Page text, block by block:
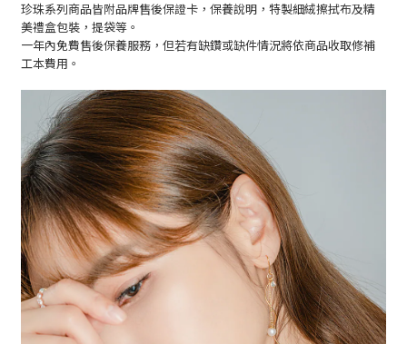
珍珠系列商品皆附品牌售後保證卡，保養說明，特製細絨擦拭布及精
美禮盒包裝，提袋等。
一年內免費售後保養服務，但若有缺鑽或缺件情況將依商品收取修補
工本費用。